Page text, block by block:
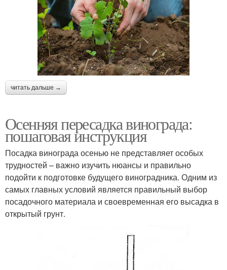
читать дальше →
Осенняя пересадка винограда:
пошаговая инструкция
Посадка винограда осенью не представляет особых
трудностей – важно изучить нюансы и правильно
подойти к подготовке будущего виноградника. Одним из
самых главных условий является правильный выбор
посадочного материала и своевременная его высадка в
открытый грунт.